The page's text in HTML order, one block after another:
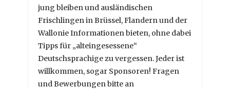
jung bleiben und ausländischen
Frischlingen in Brüssel, Flandern und der
Wallonie Informationen bieten, ohne dabei
Tipps für „alteingesessene“
Deutschsprachige zu vergessen. Jeder ist
willkommen, sogar Sponsoren! Fragen
und Bewerbungen bitte an